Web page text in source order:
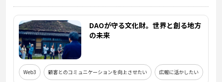
DAOが守る文化財。世界と創る地方
の未来
Web3 顧客とのコミュニケーションを向上させたい 広報に活かしたい